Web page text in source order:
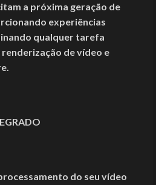
a próxima geração de
experiências
qualquer tarefa
de vídeo e
do seu vídeo